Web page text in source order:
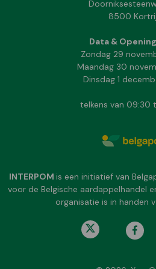
8500
Data &
Zondag 29
Maandag 30
Dinsdag 1
telkens van 09:30
INTERPOM is een initiatief van
voor de Belgische aardappelhandel
organisatie is in handen